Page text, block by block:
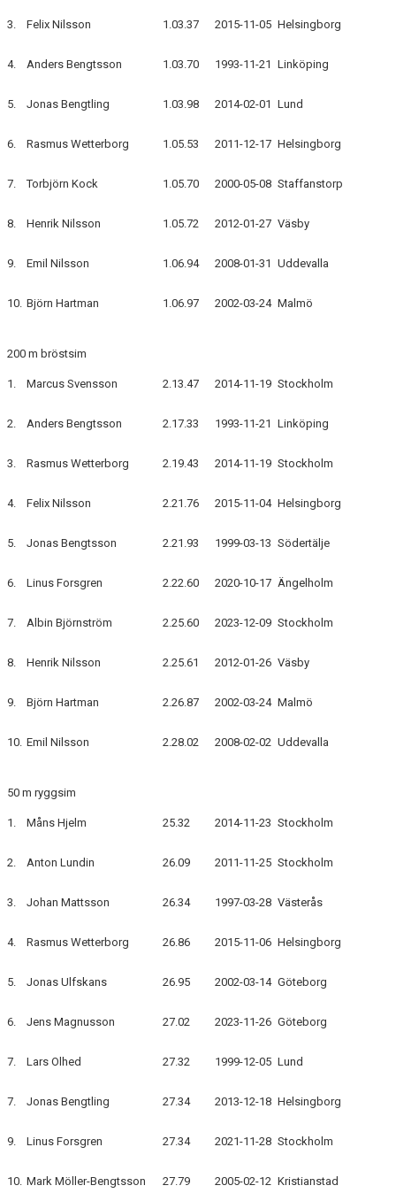
3. Felix Nilsson 1.03.37 2015-11-05 Helsingborg
4. Anders Bengtsson 1.03.70 1993-11-21 Linköping
5. Jonas Bengtling 1.03.98 2014-02-01 Lund
6. Rasmus Wetterborg 1.05.53 2011-12-17 Helsingborg
7. Torbjörn Kock 1.05.70 2000-05-08 Staffanstorp
8. Henrik Nilsson 1.05.72 2012-01-27 Väsby
9. Emil Nilsson 1.06.94 2008-01-31 Uddevalla
10. Björn Hartman 1.06.97 2002-03-24 Malmö
200 m bröstsim
1. Marcus Svensson 2.13.47 2014-11-19 Stockholm
2. Anders Bengtsson 2.17.33 1993-11-21 Linköping
3. Rasmus Wetterborg 2.19.43 2014-11-19 Stockholm
4. Felix Nilsson 2.21.76 2015-11-04 Helsingborg
5. Jonas Bengtsson 2.21.93 1999-03-13 Södertälje
6. Linus Forsgren 2.22.60 2020-10-17 Ängelholm
7. Albin Björnström 2.25.60 2023-12-09 Stockholm
8. Henrik Nilsson 2.25.61 2012-01-26 Väsby
9. Björn Hartman 2.26.87 2002-03-24 Malmö
10. Emil Nilsson 2.28.02 2008-02-02 Uddevalla
50 m ryggsim
1. Måns Hjelm 25.32 2014-11-23 Stockholm
2. Anton Lundin 26.09 2011-11-25 Stockholm
3. Johan Mattsson 26.34 1997-03-28 Västerås
4. Rasmus Wetterborg 26.86 2015-11-06 Helsingborg
5. Jonas Ulfskans 26.95 2002-03-14 Göteborg
6. Jens Magnusson 27.02 2023-11-26 Göteborg
7. Lars Olhed 27.32 1999-12-05 Lund
7. Jonas Bengtling 27.34 2013-12-18 Helsingborg
9. Linus Forsgren 27.34 2021-11-28 Stockholm
10. Mark Möller-Bengtsson 27.79 2005-02-12 Kristianstad